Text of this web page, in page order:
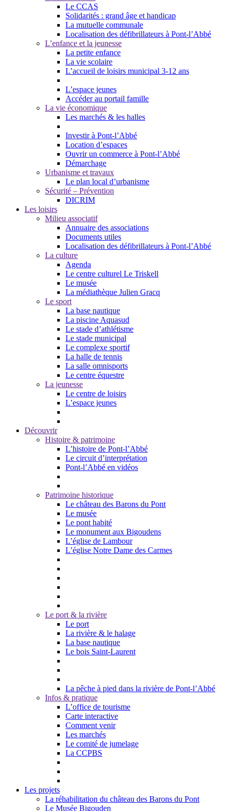
Le CCAS
Solidarités : grand âge et handicap
La mutuelle communale
Localisation des défibrillateurs à Pont-l’Abbé
L’enfance et la jeunesse
La petite enfance
La vie scolaire
L’accueil de loisirs municipal 3-12 ans
L’espace jeunes
Accéder au portail famille
La vie économique
Les marchés & les halles
Investir à Pont-l’Abbé
Location d’espaces
Ouvrir un commerce à Pont-l’Abbé
Démarchage
Urbanisme et travaux
Le plan local d’urbanisme
Sécurité – Prévention
DICRIM
Les loisirs
Milieu associatif
Annuaire des associations
Documents utiles
Localisation des défibrillateurs à Pont-l’Abbé
La culture
Agenda
Le centre culturel Le Triskell
Le musée
La médiathèque Julien Gracq
Le sport
La base nautique
La piscine Aquasud
Le stade d’athlétisme
Le stade municipal
Le complexe sportif
La halle de tennis
La salle omnisports
Le centre équestre
La jeunesse
Le centre de loisirs
L’espace jeunes
Découvrir
Histoire & patrimoine
L’histoire de Pont-l’Abbé
Le circuit d’interprétation
Pont-l’Abbé en vidéos
Patrimoine historique
Le château des Barons du Pont
Le musée
Le pont habité
Le monument aux Bigoudens
L’église de Lambour
L’église Notre Dame des Carmes
Le port & la rivière
Le port
La rivière & le halage
La base nautique
Le bois Saint-Laurent
La pêche à pied dans la rivière de Pont-l’Abbé
Infos & pratique
L’office de tourisme
Carte interactive
Comment venir
Les marchés
Le comité de jumelage
La CCPBS
Les projets
La réhabilitation du château des Barons du Pont
Le Musée Bigouden